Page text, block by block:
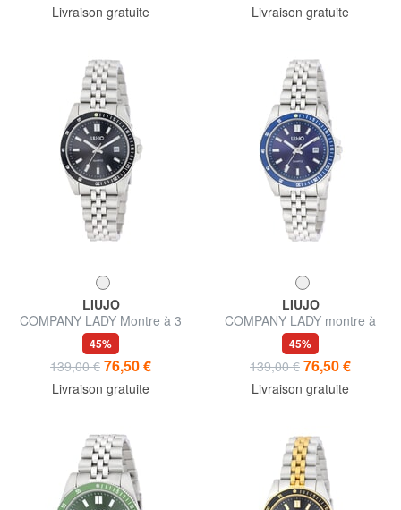
Livraison gratuite Livraison gratuite
LIUJO
COMPANY LADY Montre à 3
aiguilles avec mouvement
Seiko VJ12
45%
139,00 € 76,50 €
Livraison gratuite
LIUJO
COMPANY LADY montre à
mouvement Seiko VJ12
45%
139,00 € 76,50 €
Livraison gratuite